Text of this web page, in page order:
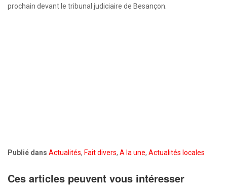
prochain devant le tribunal judiciaire de Besançon.
Publié dans Actualités, Fait divers, A la une, Actualités locales
Ces articles peuvent vous intéresser